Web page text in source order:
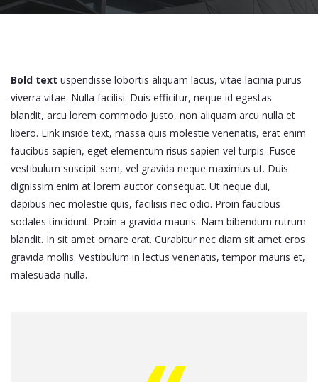
Bold text uspendisse lobortis aliquam lacus, vitae lacinia purus
viverra vitae. Nulla facilisi. Duis efficitur, neque id egestas
blandit, arcu lorem commodo justo, non aliquam arcu nulla et
libero. Link inside text, massa quis molestie venenatis, erat enim
faucibus sapien, eget elementum risus sapien vel turpis. Fusce
vestibulum suscipit sem, vel gravida neque maximus ut. Duis
dignissim enim at lorem auctor consequat. Ut neque dui,
dapibus nec molestie quis, facilisis nec odio. Proin faucibus
sodales tincidunt. Proin a gravida mauris. Nam bibendum rutrum
blandit. In sit amet ornare erat. Curabitur nec diam sit amet eros
gravida mollis. Vestibulum in lectus venenatis, tempor mauris et,
malesuada nulla.